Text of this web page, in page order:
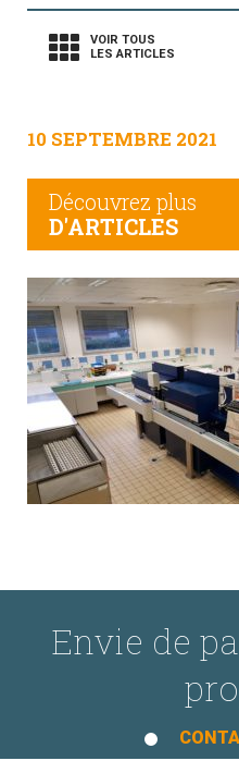
VOIR TOUS
LES ARTICLES
10 SEPTEMBRE 2021
Découvrez plus
D'ARTICLES
Envie de